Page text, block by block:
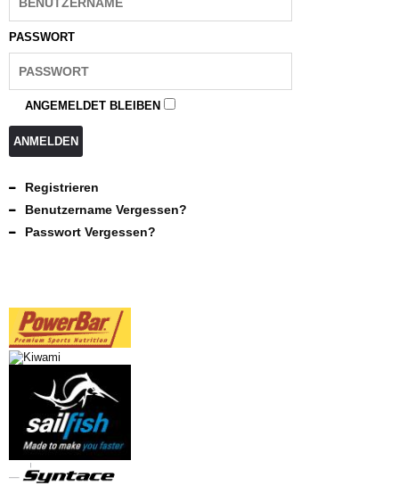
PASSWORT
ANGEMELDET BLEIBEN
ANMELDEN
Registrieren
Benutzername Vergessen?
Passwort Vergessen?